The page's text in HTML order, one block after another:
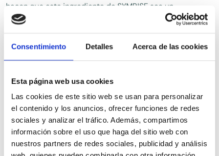
Consentimiento Detalles Acerca de las cookies
Esta página web usa cookies
Las cookies de este sitio web se usan para personalizar
el contenido y los anuncios, ofrecer funciones de redes
sociales y analizar el tráfico. Además, compartimos
información sobre el uso que haga del sitio web con
nuestros partners de redes sociales, publicidad y análisis
hacen que este ingrediente de SYMRISE sea un
buen humectante con propiedades antioxidantes.
producto de las formulaciones cosméticas.
Solicitar Documentación
Presentaciones
Haz click para ver los envases
25KG